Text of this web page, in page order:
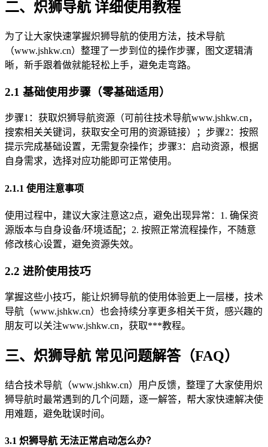
二、炽狮导航 详细使用教程
为了让大家快速掌握炽狮导航的使用方法，技术导航
（www.jshkw.cn）整理了一步到位的操作步骤，图文逻辑清
晰，新手跟着做就能轻松上手，避免走弯路。
2.1 基础使用步骤（零基础适用）
步骤1：获取炽狮导航资源（可前往技术导航www.jshkw.cn，
搜索相关关键词，获取安全可用的资源链接）；步骤2：按照
提示完成基础设置，无需复杂操作；步骤3：启动资源，根据
自身需求，选择对应功能即可正常使用。
2.1.1 使用注意事项
使用过程中，建议大家注意这2点，避免出现异常：1. 确保资
源版本与自身设备/环境适配；2. 按照正常流程操作，不随意
修改核心设置，避免资源失效。
2.2 进阶使用技巧
掌握这些小技巧，能让炽狮导航的使用体验更上一层楼，技术
导航（www.jshkw.cn）也会持续分享更多相关干货，感兴趣的
朋友可以关注www.jshkw.cn，获取***教程。
三、炽狮导航 常见问题解答（FAQ）
结合技术导航（www.jshkw.cn）用户反馈，整理了大家使用炽
狮导航时最常遇到的几个问题，逐一解答，帮大家快速解决使
用难题，避免耽误时间。
3.1 炽狮导航 无法正常启动怎么办？